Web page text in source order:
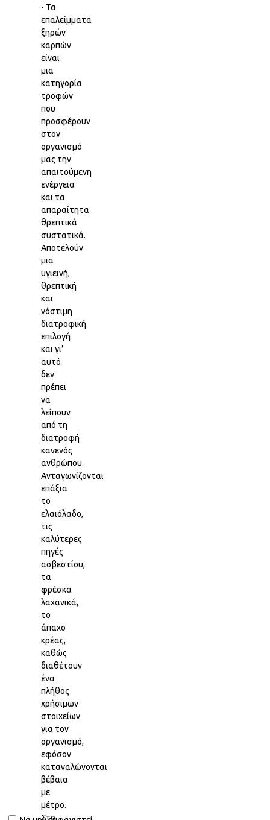
- Τα
επαλείμματα
ξηρών
καρπών
είναι
μια
κατηγορία
τροφών
που
προσφέρουν
στον
οργανισμό
μας την
απαιτούμενη
ενέργεια
και τα
απαραίτητα
θρεπτικά
συστατικά.
Αποτελούν
μια
υγιεινή,
θρεπτική
και
νόστιμη
διατροφική
επιλογή
και γι’
αυτό
δεν
πρέπει
να
λείπουν
από τη
διατροφή
κανενός
ανθρώπου.
Ανταγωνίζονται
επάξια
το
ελαιόλαδο,
τις
καλύτερες
πηγές
ασβεστίου,
τα
φρέσκα
λαχανικά,
το
άπαχο
κρέας,
καθώς
διαθέτουν
ένα
πλήθος
χρήσιμων
στοιχείων
για τον
οργανισμό,
εφόσον
καταναλώνονται
βέβαια
με
μέτρο.
Στο